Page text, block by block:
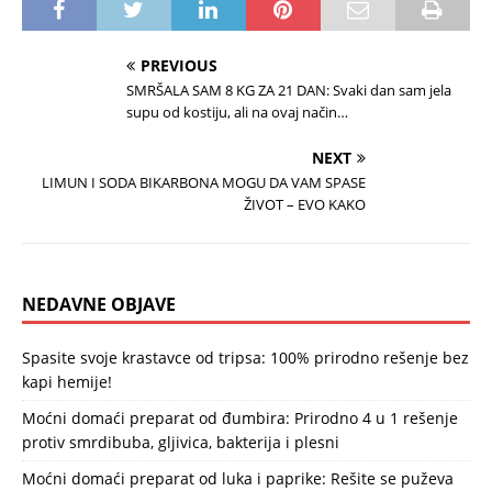
PREVIOUS
SMRŠALA SAM 8 KG ZA 21 DAN: Svaki dan sam jela
supu od kostiju, ali na ovaj način…
NEXT
LIMUN I SODA BIKARBONA MOGU DA VAM SPASE
ŽIVOT – EVO KAKO
NEDAVNE OBJAVE
Spasite svoje krastavce od tripsa: 100% prirodno rešenje bez
kapi hemije!
Moćni domaći preparat od đumbira: Prirodno 4 u 1 rešenje
protiv smrdibuba, gljivica, bakterija i plesni
Moćni domaći preparat od luka i paprike: Rešite se puževa